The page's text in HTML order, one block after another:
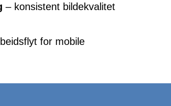
– konsistent bildekvalitet
for mobile